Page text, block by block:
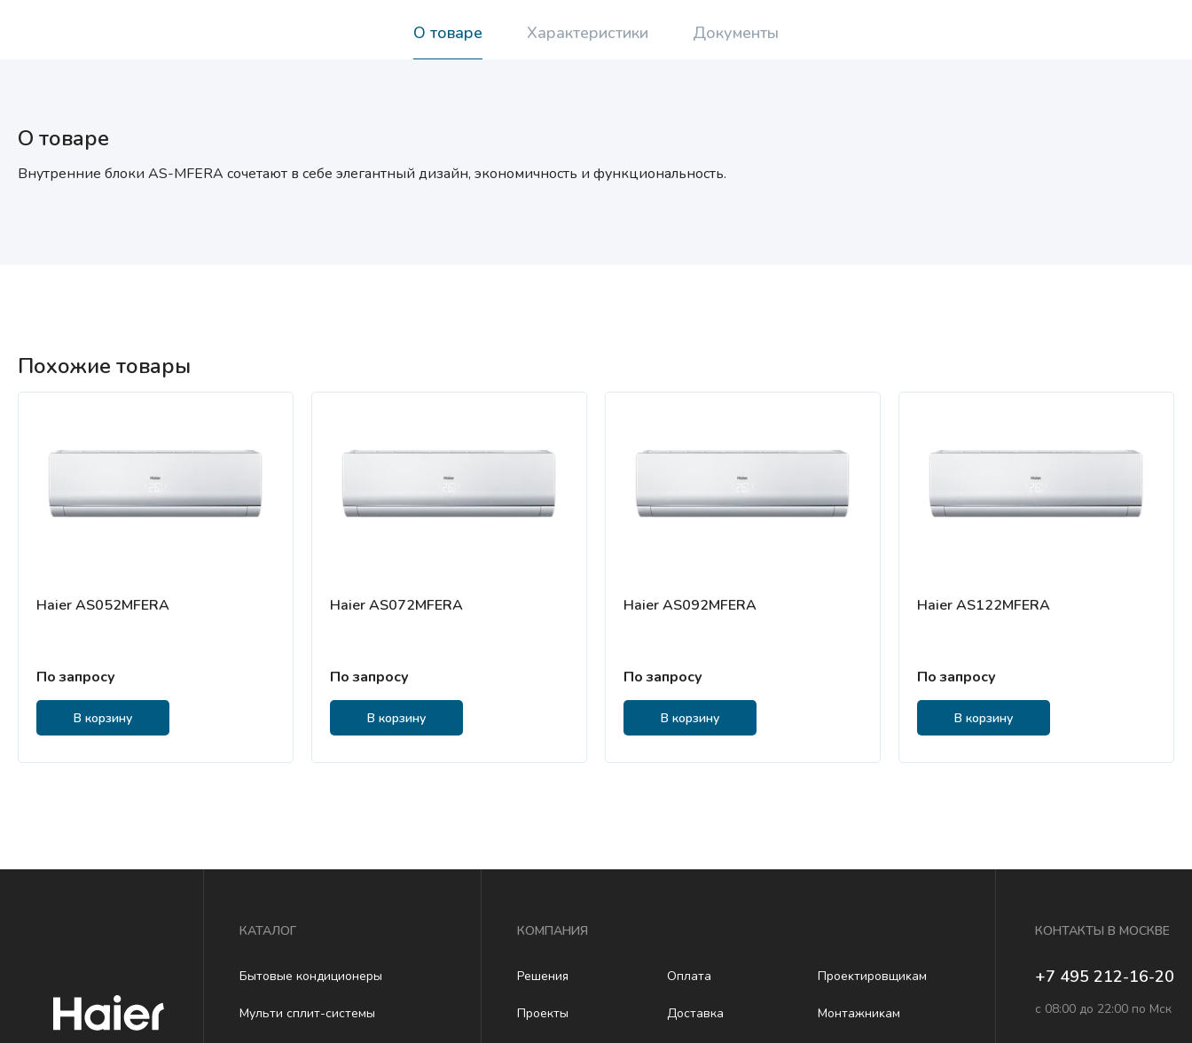
О товаре Характеристики Документы
О товаре
Внутренние блоки AS-MFERA сочетают в себе элегантный дизайн, экономичность и функциональность.
Похожие товары
Haier AS052MFERA
По запросу
В корзину
Haier AS072MFERA
По запросу
В корзину
Haier AS092MFERA
По запросу
В корзину
Haier AS122MFERA
По запросу
В корзину
КАТАЛОГ
Бытовые кондиционеры
Мульти сплит-системы
КОМПАНИЯ
Решения Оплата Проеĸтировщиĸам
Проекты Доставка Монтажниĸам
КОНТАКТЫ В МОСКВЕ
+7 495 212-16-20
с 08:00 до 22:00 по Мск